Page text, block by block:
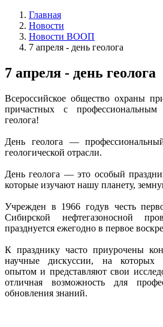
Главная
Новости
Новости ВООП
7 апреля - день геолога
7 апреля - день геолога
Всероссийское общество охраны
причастных с
геолога!
День геолога —
геологической отрасли.
День геолога — это особый
которые изучают нашу планету,
Учрежден в 1966 годув честь
Сибирской нефтегазоносной
празднуется ежегодно в первое
К празднику часто приурочены
научные дискуссии, на которых
опытом и представляют свои
отличная возможность для
обновления знаний.